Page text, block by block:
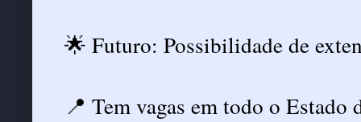
🌟 Futuro: Possibilidade de
📍 Tem vagas em todo o Estado